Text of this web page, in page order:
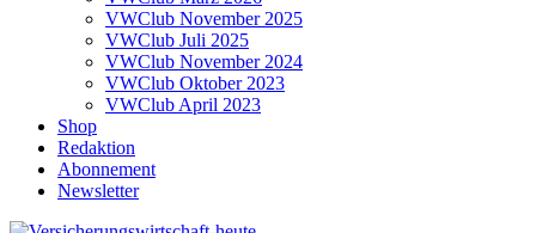
VWClub November 2025
VWClub Juli 2025
VWClub November 2024
VWClub Oktober 2023
VWClub April 2023
Shop
Redaktion
Abonnement
Newsletter